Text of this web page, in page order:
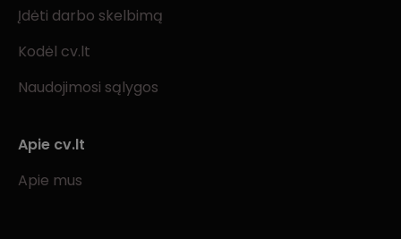
Įdėti darbo skelbimą
Kodėl cv.lt
Naudojimosi sąlygos
Apie cv.lt
Apie mus